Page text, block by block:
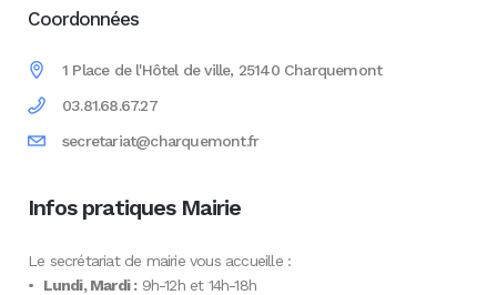
Coordonnées
1 Place de l'Hôtel de ville, 25140 Charquemont
03.81.68.67.27
secretariat@charquemont.fr
Infos pratiques Mairie
Le secrétariat de mairie vous accueille :
• Lundi, Mardi :9h-12h et 14h-18h